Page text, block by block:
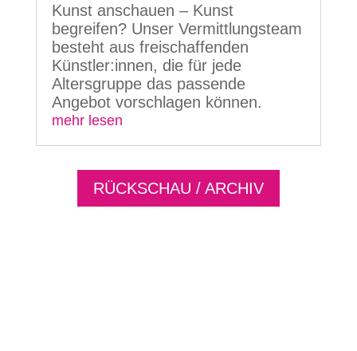
Kunst anschauen – Kunst
begreifen? Unser Vermittlungsteam
besteht aus freischaffenden
Künstler:innen, die für jede
Altersgruppe das passende
Angebot vorschlagen können.
mehr lesen
RÜCKSCHAU / ARCHIV